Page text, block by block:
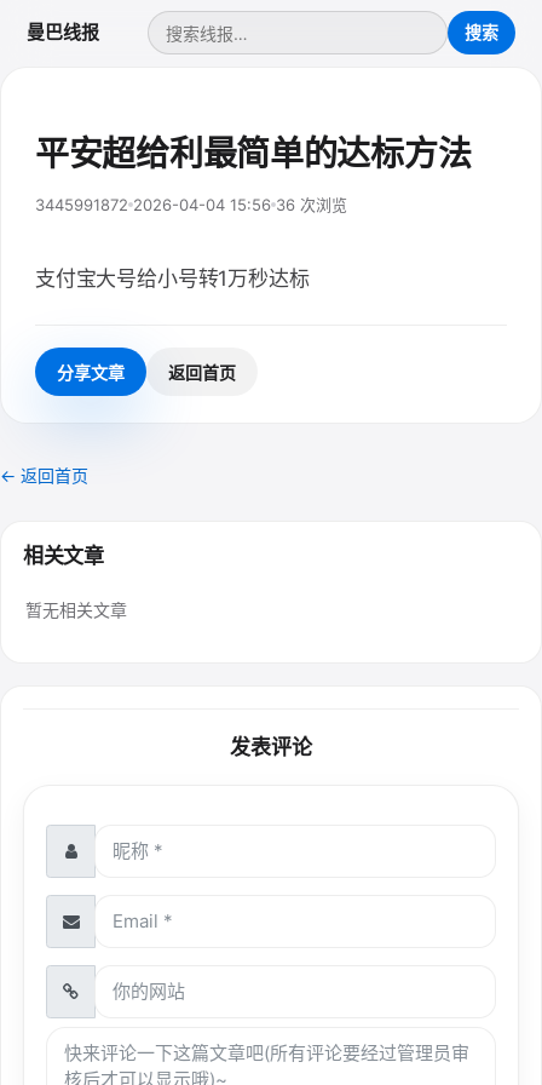
曼巴线报
平安超给利最简单的达标方法
3445991872 2026-04-04 15:56 36 次浏览
支付宝大号给小号转1万秒达标
分享文章 返回首页
← 返回首页
相关文章
暂无相关文章
发表评论